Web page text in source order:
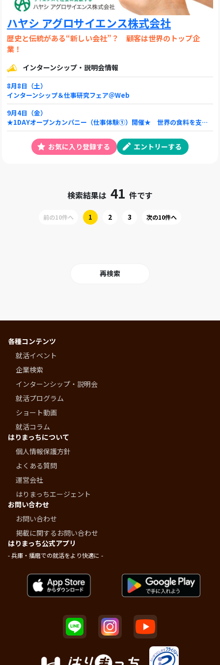
ハヤシ アグロサイエンス株式会社
歴史と伝統がある“新しい会社”？ 顧客は世界のトップ企
業！
インターンシップ・説明会情報
8月8日（土）
インターンシップ＆仕事研究フェア＠Web
9月4日（金）
★1DAYオープンカンパニー（仕事体験①）開催★ 世界の食料を支えている業界を体験してみませんか？ 9/4(金)
お気に入り登録する エントリーする
検索結果は 41 件です
前の10件へ 1 2 3 次の10件へ
各種コンテンツ
就活イベント
企業検索
インターンシップ・説明会
就活プログラム
ショート動画
就活コラム
はりまっちについて
個人情報保護方針
よくある質問
運営会社
はりまっちエージェント
お問い合わせ
お問い合わせ
掲載に関するお問い合わせ
はりまっち公式アプリ
- 兵庫・播磨での就活をより快適に -